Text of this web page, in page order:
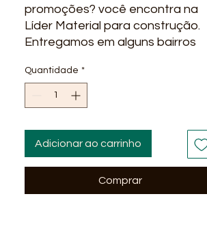
promoções? você encontra na
Líder Material para construção.
Entregamos em alguns bairros
Itapua, Praia do Flamengo, Stiep,
Paralela, São Cristovão...
vendas atráves do site ou redes
sociais: Instagram, Facebook,
Ilustrativas !Verifique
Quantidade *
Adicionar ao carrinho
Comprar